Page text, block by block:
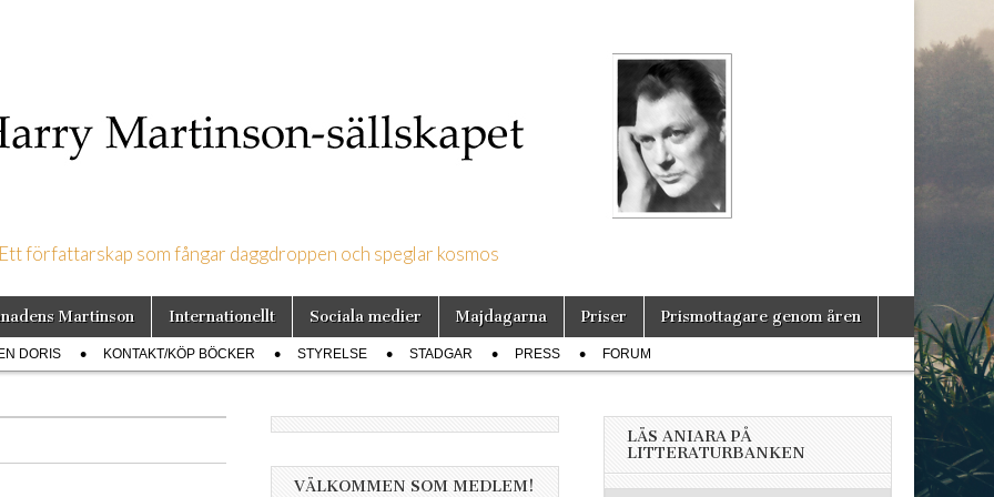
sällskapet
Ett författarskap som fångar daggdroppen och speglar kosmos
Martinson Internationellt Sociala medier Majdagarna Priser Prismottagare genom åren
DORIS KONTAKT/KÖP BÖCKER STYRELSE STADGAR PRESS FORUM
VÄLKOMMEN SOM MEDLEM!
LÄS ANIARA PÅ
LITTERATURBANKEN